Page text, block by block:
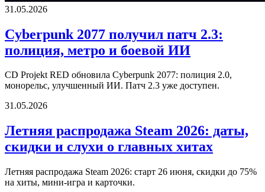
31.05.2026
Cyberpunk 2077 получил патч 2.3:
полиция, метро и боевой ИИ
CD Projekt RED обновила Cyberpunk 2077: полиция 2.0,
монорельс, улучшенный ИИ. Патч 2.3 уже доступен.
31.05.2026
Летняя распродажа Steam 2026: даты,
скидки и слухи о главных хитах
Летняя распродажа Steam 2026: старт 26 июня, скидки до 75%
на хиты, мини-игра и карточки.